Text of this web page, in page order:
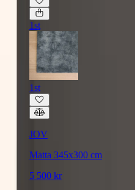
1st
1st
JOV
Matta 345x300 cm
5 500 kr